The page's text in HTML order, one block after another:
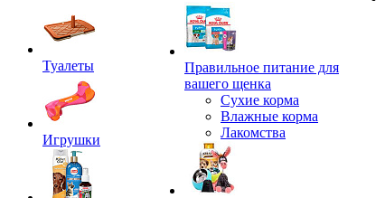
Туалеты
Игрушки
Правильное питание для
вашего щенка
Сухие корма
Влажные корма
Лакомства